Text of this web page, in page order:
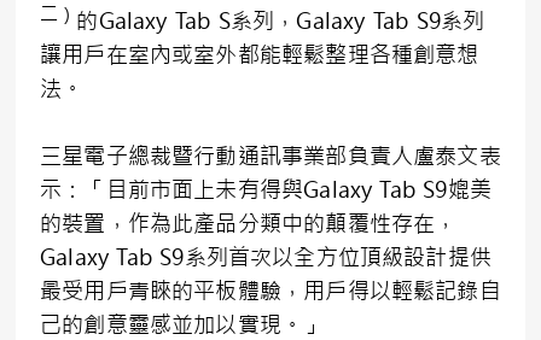
二） 的Galaxy Tab S系列，Galaxy Tab S9系列
讓用戶在室內或室外都能輕鬆整理各種創意想
法。
三星電子總裁暨行動通訊事業部負責人盧泰文表
示：「目前市面上未有得與Galaxy Tab S9媲美
的裝置，作為此產品分類中的顛覆性存在，
Galaxy Tab S9系列首次以全方位頂級設計提供
最受用戶青睞的平板體驗，用戶得以輕鬆記錄自
己的創意靈感並加以實現。」